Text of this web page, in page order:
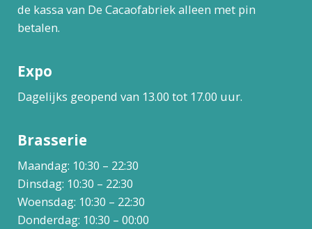
de kassa van De Cacaofabriek alleen met pin
betalen.
Expo
Dagelijks geopend van 13.00 tot 17.00 uur.
Brasserie
Maandag: 10:30 – 22:30
Dinsdag: 10:30 – 22:30
Woensdag: 10:30 – 22:30
Donderdag: 10:30 – 00:00